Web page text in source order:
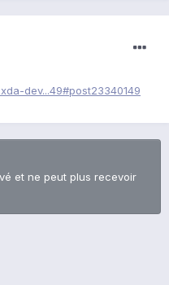
dev...49#post23340149
et ne peut plus recevoir